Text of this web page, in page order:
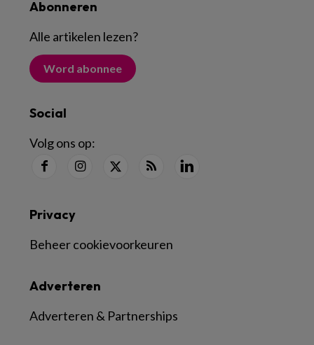
Abonneren
Alle artikelen lezen?
Word abonnee
Social
Volg ons op:
Adverteren
Adverteren & Partnerships
Privacy
Beheer cookievoorkeuren